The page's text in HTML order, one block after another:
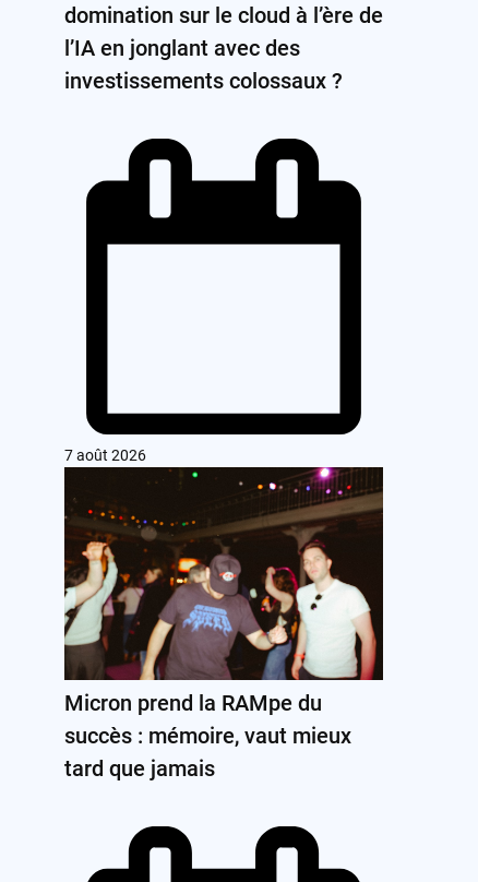
domination sur le cloud à l’ère de
l’IA en jonglant avec des
investissements colossaux ?
7 août 2026
Micron prend la RAMpe du
succès : mémoire, vaut mieux
tard que jamais